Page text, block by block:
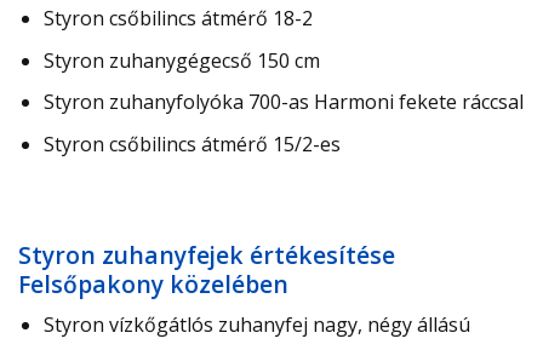
Styron csőbilincs átmérő 18-2
Styron zuhanygégecső 150 cm
Styron zuhanyfolyóka 700-as Harmoni fekete ráccsal
Styron csőbilincs átmérő 15/2-es
Styron zuhanyfejek értékesítése
Felsőpakony közelében
Styron vízkőgátlós zuhanyfej nagy, négy állású